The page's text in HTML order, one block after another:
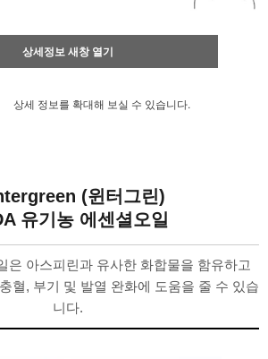
상세정보 새창 열기
상세 정보를 확대해 보실 수 있습니다.
(윈터그린)
유기농 에센셜오일
은 아스피린과 유사한 화합물을 함유하고
혈, 부기 및 발열 완화에 도움을 줄 수 있습
니다.